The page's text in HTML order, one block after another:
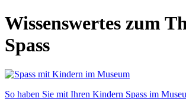
Wissenswertes zum
Spass
So haben Sie mit Ihren Kindern Spass im